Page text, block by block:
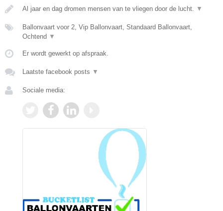
Al jaar en dag dromen mensen van te vliegen door de lucht. ▼
Ballonvaart voor 2, Vip Ballonvaart, Standaard Ballonvaart,
Ochtend ▼
Er wordt gewerkt op afspraak.
Laatste facebook posts ▼
Sociale media: